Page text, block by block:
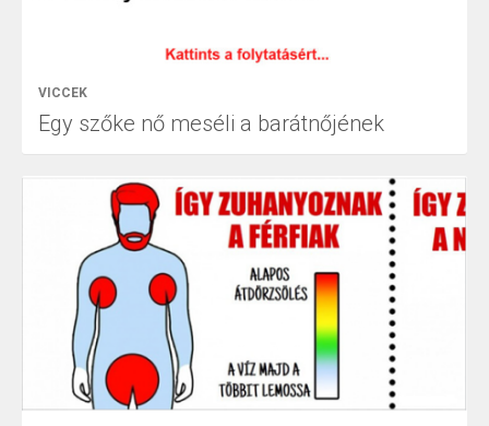
VICCEK
Egy szőke nő meséli a barátnőjének